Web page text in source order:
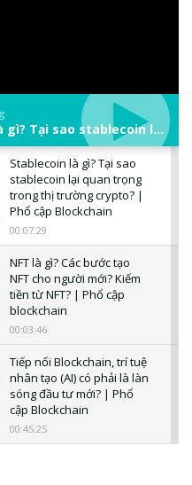
Stablecoin là gì? Tại sao stablecoin lại quan trọng trong thị trường crypto? | Phổ cập Blockchain
Stablecoin là gì? Tại sao
stablecoin lại quan trọng
trong thị trường crypto? |
Phổ cập Blockchain
00:07:29
NFT là gì? Các bước tạo
NFT cho người mới? Kiếm
tiền từ NFT? | Phổ cập
blockchain
00:03:46
Tiếp nối Blockchain, trí tuệ
nhân tạo (AI) có phải là làn
sóng đầu tư mới? | Phổ
cập Blockchain
00:45:25